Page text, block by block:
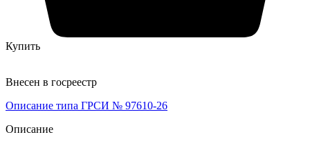
Купить
Внесен в госреестр
Описание типа ГРСИ № 97610-26
Описание